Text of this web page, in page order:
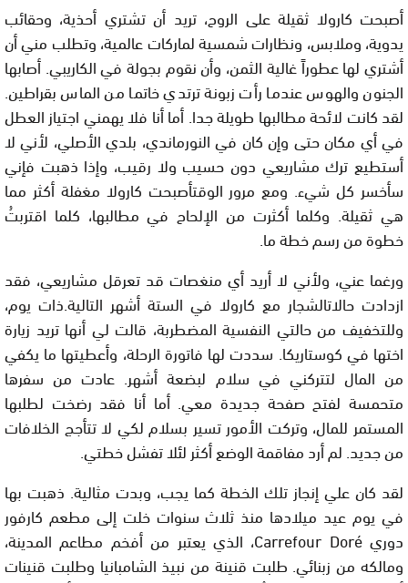
أصبحت كارولا ثقيلة على الروح، تريد أن تشتري أحذية، وحقائب
يدوية، وملابس، ونظارات شمسية لماركات عالمية، وتطلب مني أن
أشتري لها عطوراً غالية الثمن، وأن نقوم بجولة في الكاريبي. أصابها
الجنون والهوس عندما رأت زبونة ترتدي خاتما من الماس بقراطين.
لقد كانت لائحة مطالبها طويلة جدا. أما أنا فلا يهمني اجتياز العطل
في أي مكان حتى وإن كان في النورماندي، بلدي الأصلي، لأني لا
أستطيع ترك مشاريعي دون حسيب ولا رقيب، وإذا ذهبت فإني
سأخسر كل شيء. ومع مرور الوقتأصبحت كارولا مغفلة أكثر مما
هي ثقيلة. وكلما أكثرت من الإلحاح في مطالبها، كلما اقتربتُ
خطوة من رسم خطة ما.
ورغما عني، ولأني لا أريد أي منغصات قد تعرقل مشاريعي، فقد
ازدادت حالاتالشجار مع كارولا في الستة أشهر التالية.ذات يوم،
وللتخفيف من حالتي النفسية المضطربة، قالت لي أنها تريد زيارة
اختها في كوستاريكا. سددت لها فاتورة الرحلة، وأعطيتها ما يكفي
من المال لتتركني في سلام لبضعة أشهر. عادت من سفرها
متحمسة لفتح صفحة جديدة معي. أما أنا فقد رضخت لطلبها
المستمر للمال، وتركت الأمور تسير بسلام لكي لا تتأجج الخلافات
من جديد. لم أرد مفاقمة الوضع أكثر لئلا تفشل خطتي.
لقد كان علي إنجاز تلك الخطة كما يجب، وبدت مثالية. ذهبت بها
في يوم عيد ميلادها منذ ثلاث سنوات خلت إلى مطعم كارفور
دوريCarrefour Doré، الذي يعتبر من أفخم مطاعم المدينة،
ومالكه من زبنائي. طلبت قنينة من نبيذ الشامبانيا وطلبت قنينات